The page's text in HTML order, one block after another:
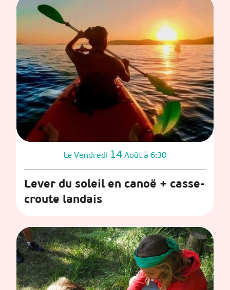
Le Vendredi 14 Août à 6:30
Lever du soleil en canoë + casse-
croute landais